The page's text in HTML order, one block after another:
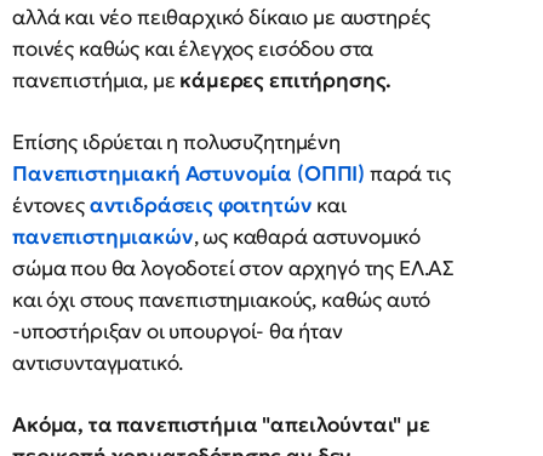
αλλά και νέο πειθαρχικό δίκαιο με αυστηρές
ποινές καθώς και έλεγχος εισόδου στα
πανεπιστήμια, με κάμερες επιτήρησης.
Επίσης ιδρύεται η πολυσυζητημένη
Πανεπιστημιακή Αστυνομία (ΟΠΠΙ) παρά τις
έντονεςαντιδράσεις φοιτητών και
πανεπιστημιακών, ως καθαρά αστυνομικό
σώμα που θα λογοδοτεί στον αρχηγό της ΕΛ.ΑΣ
και όχι στους πανεπιστημιακούς, καθώς αυτό
-υποστήριξαν οι υπουργοί- θα ήταν
αντισυνταγματικό.
Ακόμα, τα πανεπιστήμια "απειλούνται" με